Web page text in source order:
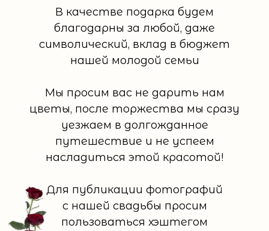
В качестве подарка будем
благодарны за любой, даже
символический, вклад в бюджет
нашей молодой семьи
Мы просим вас не дарить нам
цветы, после торжества мы сразу
уезжаем в долгожданное
путешествие и не успеем
насладиться этой красотой!
Для публикации фотографий
с нашей свадьбы просим
пользоваться хэштегом